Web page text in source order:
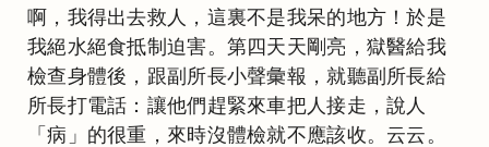
啊，我得出去救人，這裏不是我呆的地方！於是
我絕水絕食抵制迫害。第四天天剛亮，獄醫給我
檢查身體後，跟副所長小聲彙報，就聽副所長給
所長打電話：讓他們趕緊來車把人接走，說人
「病」的很重，來時沒體檢就不應該收。云云。